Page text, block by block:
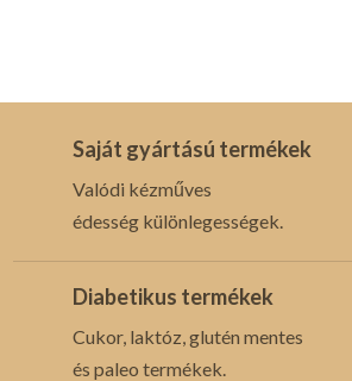
Saját gyártású termékek
Valódi kézműves
édesség különlegességek.
Diabetikus termékek
Cukor, laktóz, glutén mentes
és paleo termékek.